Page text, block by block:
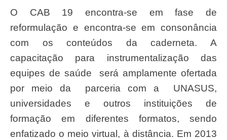
O CAB 19 encontra-se em fase de
reformulação e encontra-se em consonância
com os conteúdos da caderneta. A
capacitação para instrumentalização das
equipes de saúde será amplamente ofertada
por meio da parceria com a UNASUS,
universidades e outros instituições de
formação em diferentes formatos, sendo
enfatizado o meio virtual, à distância. Em 2013